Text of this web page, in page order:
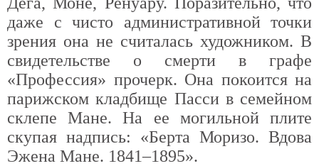
даже с чисто административной точки
зрения она не считалась художником. В
свидетельстве о смерти в графе
«Профессия» прочерк. Она покоится на
парижском кладбище Пасси в семейном
склепе Мане. На ее могильной плите
скупая надпись: «Берта Моризо. Вдова
Эжена Мане. 1841–1895».